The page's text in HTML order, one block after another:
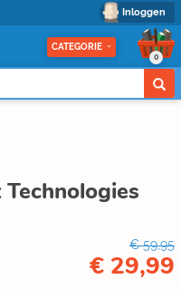
Inloggen
CATEGORIE
0
€ 59,95
€ 29,99